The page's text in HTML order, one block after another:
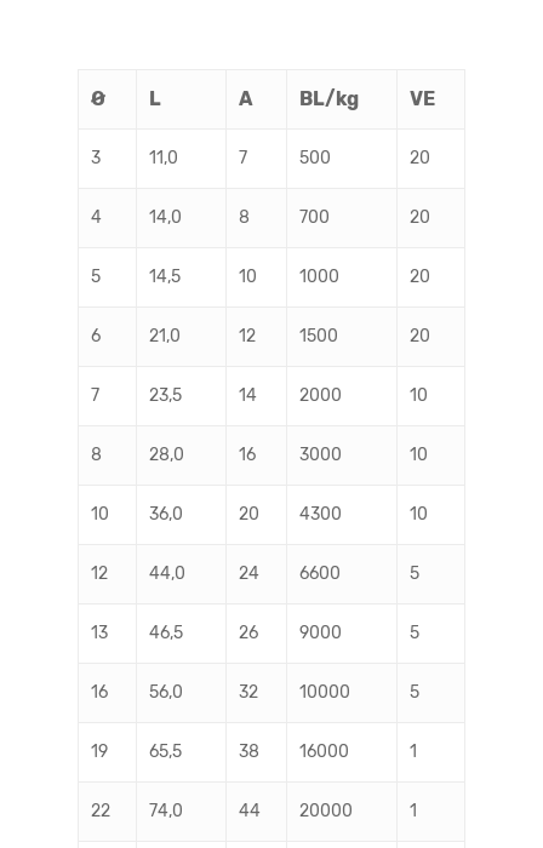
Ø L A BL/kg VE
3 11,0 7 500 20
4 14,0 8 700 20
5 14,5 10 1000 20
6 21,0 12 1500 20
7 23,5 14 2000 10
8 28,0 16 3000 10
10 36,0 20 4300 10
12 44,0 24 6600 5
13 46,5 26 9000 5
16 56,0 32 10000 5
19 65,5 38 16000 1
22 74,0 44 20000 1